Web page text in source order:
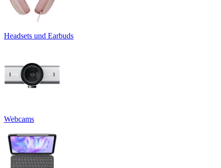
Headsets und Earbuds
Webcams